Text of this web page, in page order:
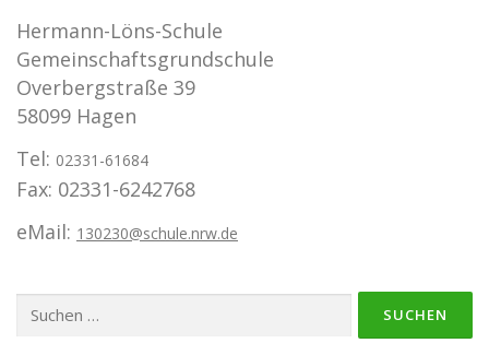
Hermann-Löns-Schule
Gemeinschaftsgrundschule
Overbergstraße 39
58099 Hagen
Tel: 02331-61684
Fax: 02331-6242768
eMail: 130230@schule.nrw.de
Suchen